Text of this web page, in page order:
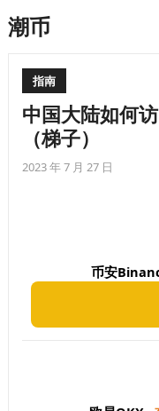
潮币
指南
中国大陆如何
（梯子）
2023 年 7 月 27 日
币安